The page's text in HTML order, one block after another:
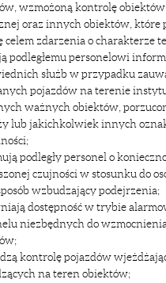
wzmożoną kontrolę
oraz innych obiektów, które
celem zdarzenia o charakterze
podległemu personelowi
służb w przypadku
pojazdów na terenie
ważnych obiektów,
lub jakichkolwiek innych
podległy personel o
czujności w stosunku do
wzbudzający podejrzenia;
dostępność w trybie
niezbędnych do
kontrolę pojazdów
na teren obiektów;